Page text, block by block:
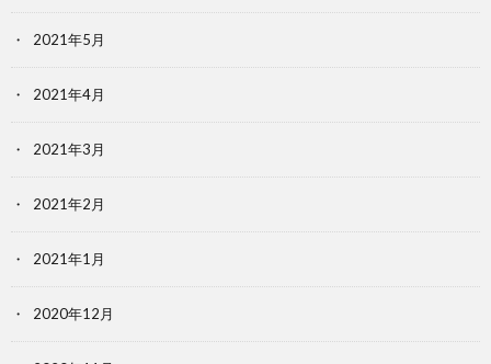
2021年5月
2021年4月
2021年3月
2021年2月
2021年1月
2020年12月